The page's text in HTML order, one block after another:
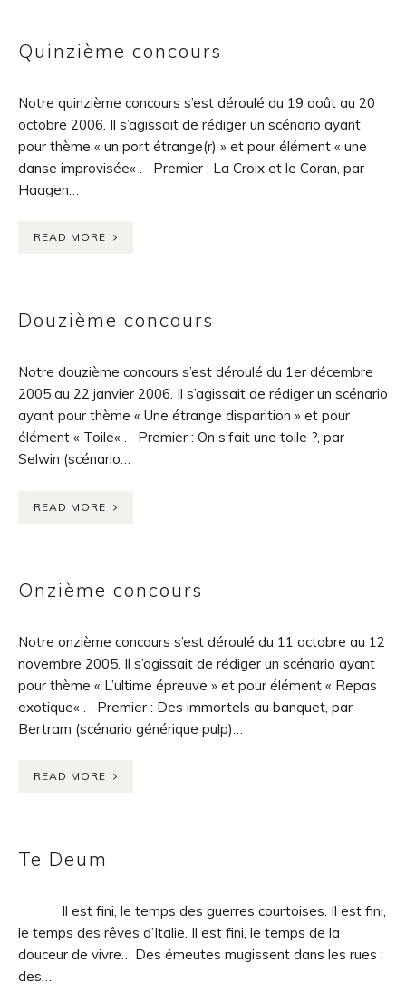
Quinzième concours
Notre quinzième concours s’est déroulé du 19 août au 20
octobre 2006. Il s’agissait de rédiger un scénario ayant
pour thème « un port étrange(r) » et pour élément « une
danse improvisée« . Premier : La Croix et le Coran, par
Haagen…
READ MORE
Douzième concours
Notre douzième concours s’est déroulé du 1er décembre
2005 au 22 janvier 2006. Il s’agissait de rédiger un scénario
ayant pour thème « Une étrange disparition » et pour
élément « Toile« . Premier : On s’fait une toile ?, par
Selwin (scénario…
READ MORE
Onzième concours
Notre onzième concours s’est déroulé du 11 octobre au 12
novembre 2005. Il s’agissait de rédiger un scénario ayant
pour thème « L’ultime épreuve » et pour élément « Repas
exotique« . Premier : Des immortels au banquet, par
Bertram (scénario générique pulp)…
READ MORE
Te Deum
Il est fini, le temps des guerres courtoises. Il est fini,
le temps des rêves d’Italie. Il est fini, le temps de la
douceur de vivre… Des émeutes mugissent dans les rues ;
des…